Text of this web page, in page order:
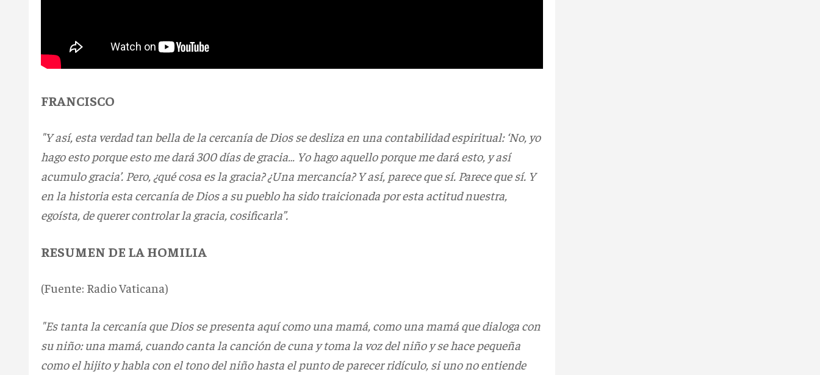
FRANCISCO
"Y así, esta verdad tan bella de la cercanía de Dios se desliza en una contabilidad espiritual: ‘No, yo
hago esto porque esto me dará 300 días de gracia… Yo hago aquello porque me dará esto, y así
acumulo gracia’. Pero, ¿qué cosa es la gracia? ¿Una mercancía? Y así, parece que sí. Parece que sí. Y
en la historia esta cercanía de Dios a su pueblo ha sido traicionada por esta actitud nuestra,
egoísta, de querer controlar la gracia, cosificarla”.
RESUMEN DE LA HOMILIA
(Fuente: Radio Vaticana)
"Es tanta la cercanía que Dios se presenta aquí como una mamá, como una mamá que dialoga con
su niño: una mamá, cuando canta la canción de cuna y toma la voz del niño y se hace pequeña
como el hijito y habla con el tono del niño hasta el punto de parecer ridículo, si uno no entiende